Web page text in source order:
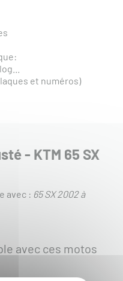
et numéros)
- KTM 65 SX
avec : 65 SX 2002 à
avec ces motos